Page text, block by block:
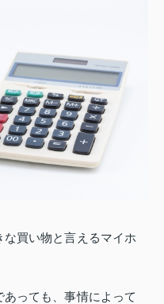
買い物と言えるマイホ
っても、事情によって